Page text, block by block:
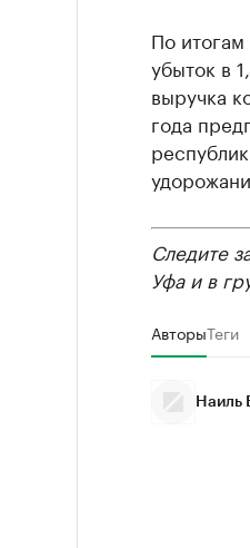
По
убыток в
выручка
года
Следите
Уфа и в
АвторыТеги
Наиль